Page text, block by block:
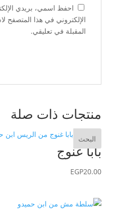
احفظ اسمي، بريدي
الإلكتروني في هذا المتصفح
المقبلة في تعليقي.
منتجات ذات صلة
بابا غنوج
EGP20.00
البحث